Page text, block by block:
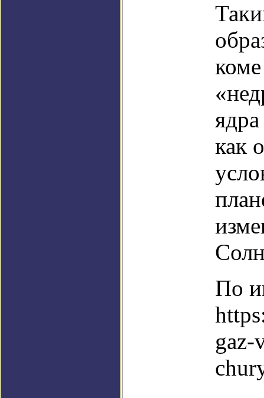
как
По
gaz-